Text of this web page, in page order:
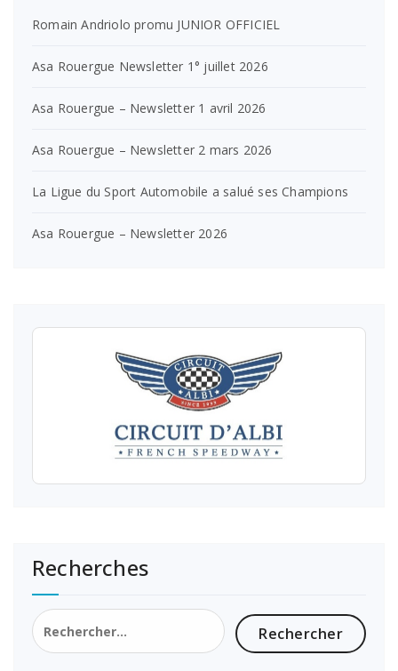
Romain Andriolo promu JUNIOR OFFICIEL
Asa Rouergue Newsletter 1° juillet 2026
Asa Rouergue – Newsletter 1 avril 2026
Asa Rouergue – Newsletter 2 mars 2026
La Ligue du Sport Automobile a salué ses Champions
Asa Rouergue – Newsletter 2026
Recherches
Rechercher :